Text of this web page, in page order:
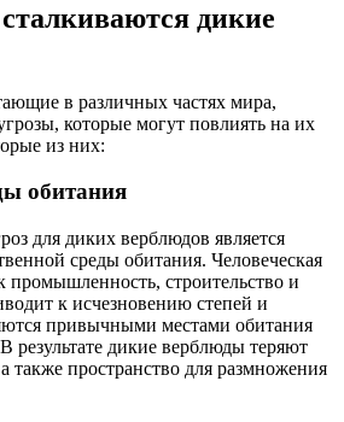
дикие
в различных частях мира,
которые могут повлиять на их
из них:
обитания
для диких верблюдов является
среды обитания. Человеческая
промышленность, строительство и
к исчезновению степей и
привычными местами обитания
результате дикие верблюды теряют
также пространство для размножения